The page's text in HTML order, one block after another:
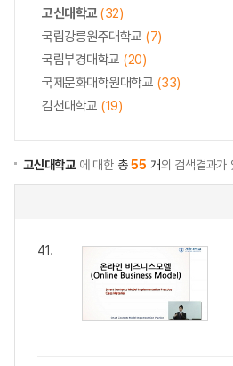
고신대학교(32)
국립강릉원주대학교 (7)
국립부경대학교 (20)
국제문화대학원대학교 (33)
김천대학교 (19)
고신대학교 에 대한 총55 개의 검색결과가
41.